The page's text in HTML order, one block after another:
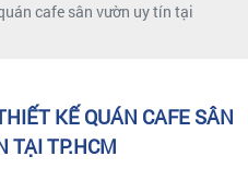
cafe sân vườn uy tín tại
KẾ QUÁN CAFE SÂN
TẠI TP.HCM